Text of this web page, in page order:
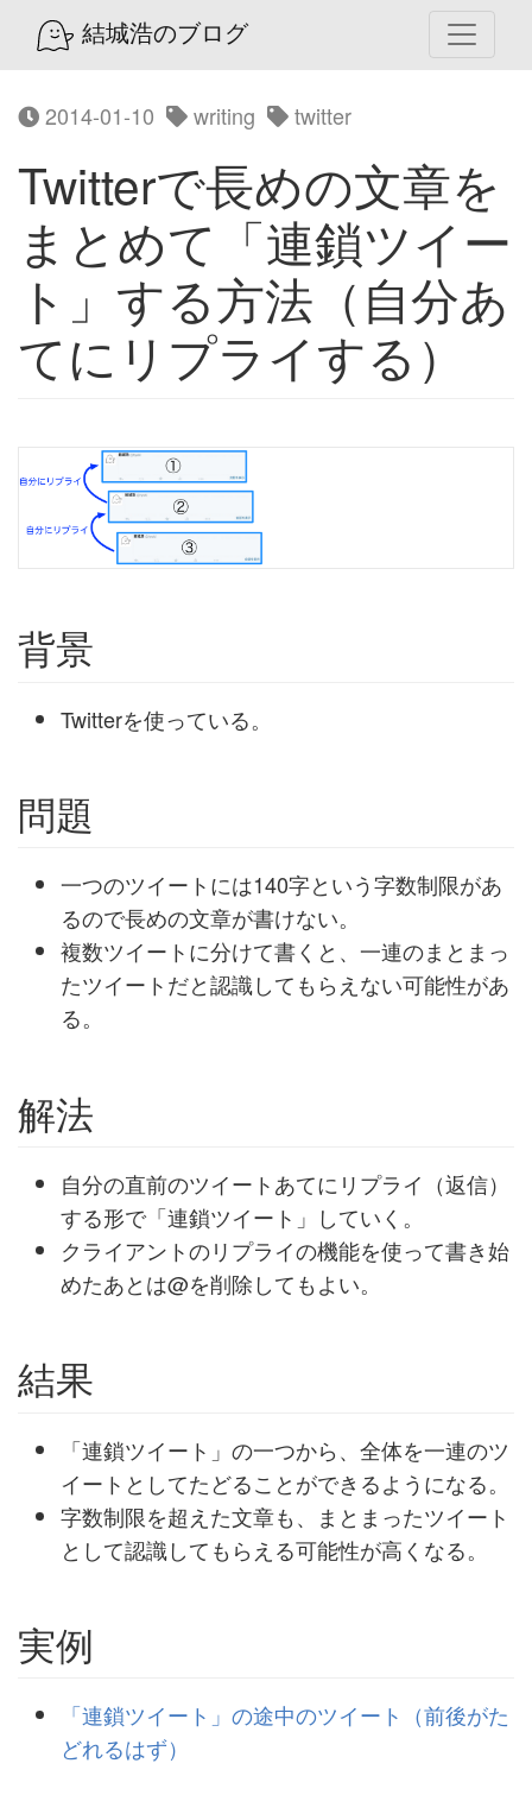
結城浩のブログ
2014-01-10 writing twitter
Twitterで長めの文章を
まとめて「連鎖ツイー
ト」する方法（自分あ
てにリプライする）
背景
Twitterを使っている。
問題
一つのツイートには140字という字数制限があ
るので長めの文章が書けない。
複数ツイートに分けて書くと、一連のまとまっ
たツイートだと認識してもらえない可能性があ
る。
解法
自分の直前のツイートあてにリプライ（返信）
する形で「連鎖ツイート」していく。
クライアントのリプライの機能を使って書き始
めたあとは@を削除してもよい。
結果
「連鎖ツイート」の一つから、全体を一連のツ
イートとしてたどることができるようになる。
字数制限を超えた文章も、まとまったツイート
として認識してもらえる可能性が高くなる。
実例
「連鎖ツイート」の途中のツイート（前後がた
どれるはず）